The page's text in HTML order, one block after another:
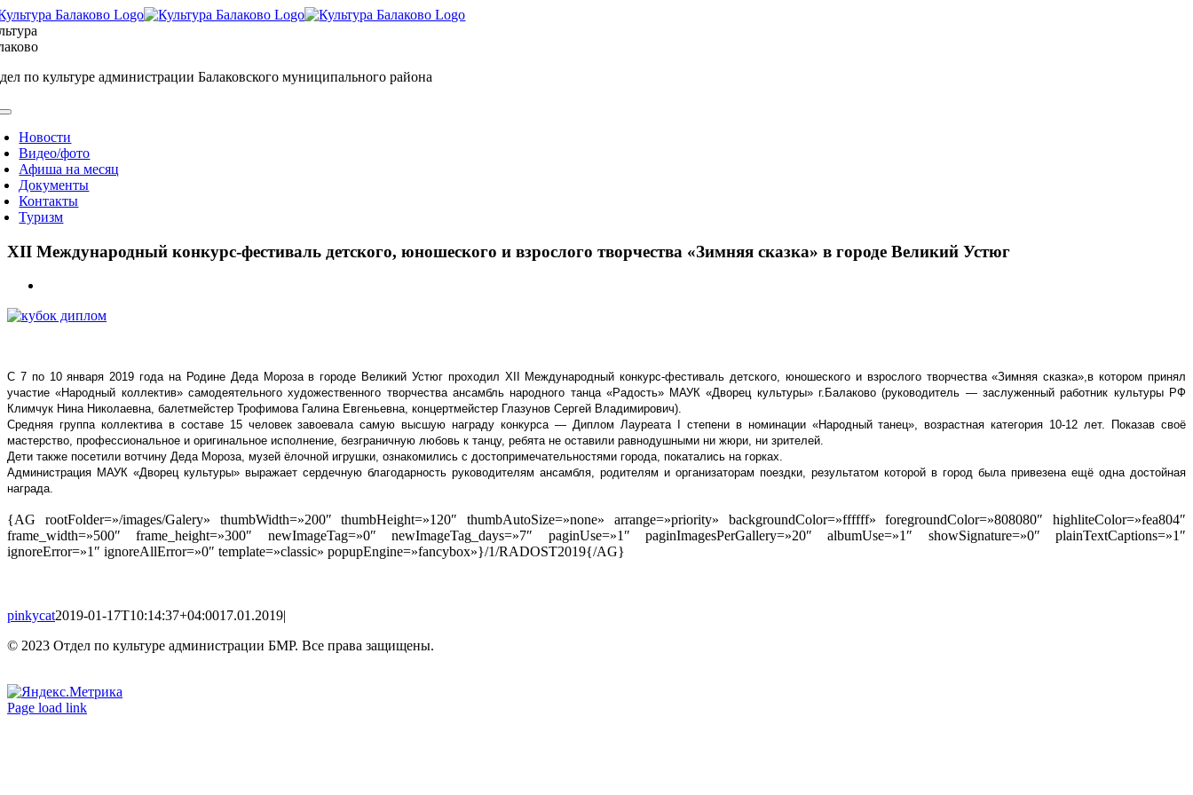
Skip
to
content
по культуре администрации Балаковского муниципального района
Новости
Видео/фото
Афиша на месяц
Документы
Контакты
Туризм
XII Международный конкурс-фестиваль детского, юношеского и взрослого творчества «Зимняя сказка» в городе Великий Устюг
Image
С 7 по 10 января 2019 года на Родине Деда Мороза в городе Великий Устюг проходил XII Международный конкурс-фестиваль детского, юношеского и взрослого творчества «Зимняя сказка»,в котором принял
участие «Народный коллектив» самодеятельного художественного творчества ансамбль народного танца «Радость» МАУК «Дворец культуры» г.Балаково (руководитель — заслуженный работник культуры РФ
Климчук Нина Николаевна, балетмейстер Трофимова Галина Евгеньевна, концертмейстер Глазунов Сергей Владимирович).
Средняя группа коллектива в составе 15 человек завоевала самую высшую награду конкурса — Диплом Лауреата
степени в номинации «Народный танец», возрастная категория 10-12 лет. Показав своё
мастерство, профессиональное и оригинальное исполнение, безграничную любовь к танцу, ребята не оставили равнодушными ни жюри, ни зрителей.
Дети также посетили вотчину Деда Мороза, музей ёлочной игрушки, ознакомились с достопримечательностями города, покатались на горках.
Администрация МАУК «Дворец культуры» выражает сердечную благодарность руководителям ансамбля, родителям и организаторам поездки, результатом которой в город была привезена ещё одна достойная
награда.
{AG rootFolder=»/images/Galery» thumbWidth=»200″ thumbHeight=»120″ thumbAutoSize=»none» arrange=»priority» backgroundColor=»ffffff» foregroundColor=»808080″ highliteColor=»fea804″
frame_width=»500″ frame_height=»300″ newImageTag=»0″ newImageTag_days=»7″ paginUse=»1″ paginImagesPerGallery=»20″ albumUse=»1″ showSignature=»0″ plainTextCaptions=»1″
ignoreError=»1″ ignoreAllError=»0″ template=»classic» popupEngine=»fancybox»}/1/RADOST2019{/AG}
pinkycat2019-01-17T10:14:37+04:0017.01.2019|
© 2023 Отдел по культуре администрации БМР. Все права защищены.
Вконтакте
Одноклассники
Page load link